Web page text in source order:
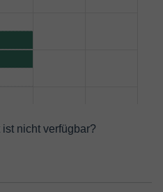
nicht verfügbar?